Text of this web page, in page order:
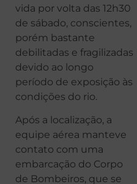
vida por volta das 12h30
de sábado, conscientes,
porém bastante
debilitadas e fragilizadas
devido ao longo
período de exposição às
condições do rio.
Após a localização, a
equipe aérea manteve
contato com uma
embarcação do Corpo
de Bombeiros, que se